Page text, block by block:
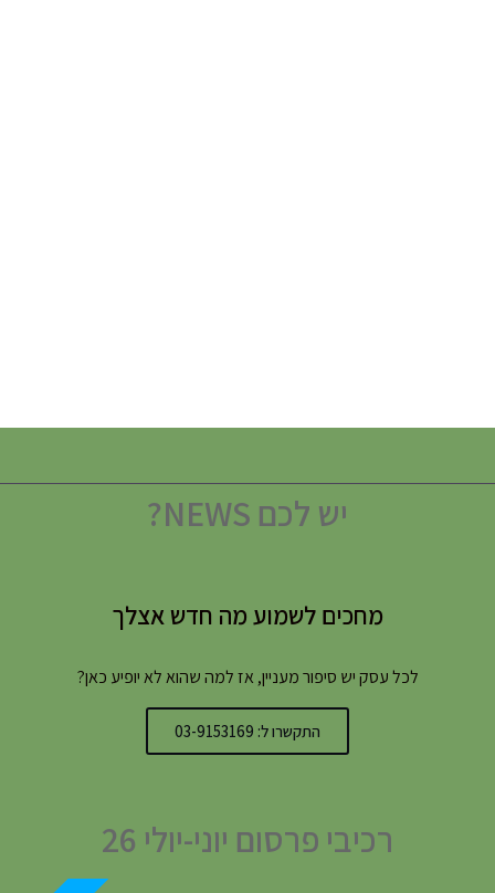
יש לכם NEWS?
מחכים לשמוע מה חדש אצלך
לכל עסק יש סיפור מעניין, אז למה שהוא לא יופיע כאן?
התקשרו ל: 03-9153169
רכיבי פרסום יוני-יולי 26